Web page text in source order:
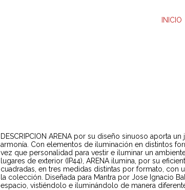
INICIO
DESCRIPCION ARENA por su diseño sinuoso aporta
armonía. Con elementos de iluminación en distintos
vez que personalidad para vestir e iluminar un
lugares de exterior (IP44), ARENA ilumina, por su
cuadradas, en tres medidas distintas por formato,
la colección. Diseñada para Mantra por Jose Ignacio
espacio, vistiéndolo e iluminándolo de manera